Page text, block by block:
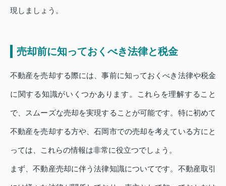
現しましょう。
売却前に知っておくべき法律と税金
不動産を売却する際には、事前に知っておくべき法律や税金
に関する知識がいくつかあります。これらを理解すること
で、スムーズな売却を実現することが可能です。特に初めて
不動産を売却する方や、石岡市での売却を考えている方にと
っては、これらの情報は非常に役立つでしょう。
まず、不動産売却に伴う法律知識についてです。不動産取引